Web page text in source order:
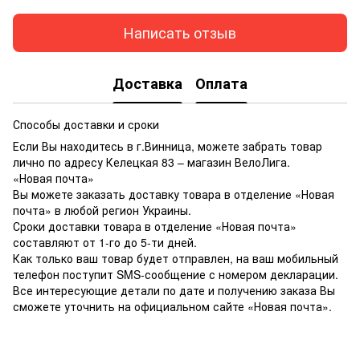
Написать отзыв
Доставка Оплата
Способы доставки и сроки
Если Вы находитесь в г.Винница, можете забрать товар
лично по адресу Келецкая 83 – магазин ВелоЛига.
«Новая почта»
Вы можете заказать доставку товара в отделение «Новая
почта» в любой регион Украины.
Сроки доставки товара в отделение «Новая почта»
составляют от 1-го до 5-ти дней.
Как только ваш товар будет отправлен, на ваш мобильный
телефон поступит SMS-сообщение с номером декларации.
Все интересующие детали по дате и получению заказа Вы
сможете уточнить на официальном сайте «Новая почта».